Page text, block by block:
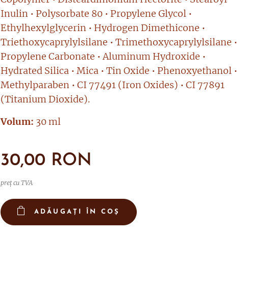
Inulin • Polysorbate 80 • Propylene Glycol •
Ethylhexylglycerin • Hydrogen Dimethicone •
Triethoxycaprylylsilane • Trimethoxycaprylylsilane •
Propylene Carbonate • Aluminum Hydroxide •
Hydrated Silica • Mica • Tin Oxide • Phenoxyethanol •
Methylparaben • CI 77491 (Iron Oxides) • CI 77891
(Titanium Dioxide).
Volum: 30 ml
30,00 RON
preț cu TVA
ADĂUGAȚI ÎN COȘ